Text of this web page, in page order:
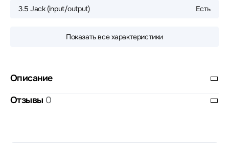
3.5 Jack (input/output) Есть
Показать все характеристики
Описание
Отзывы 0